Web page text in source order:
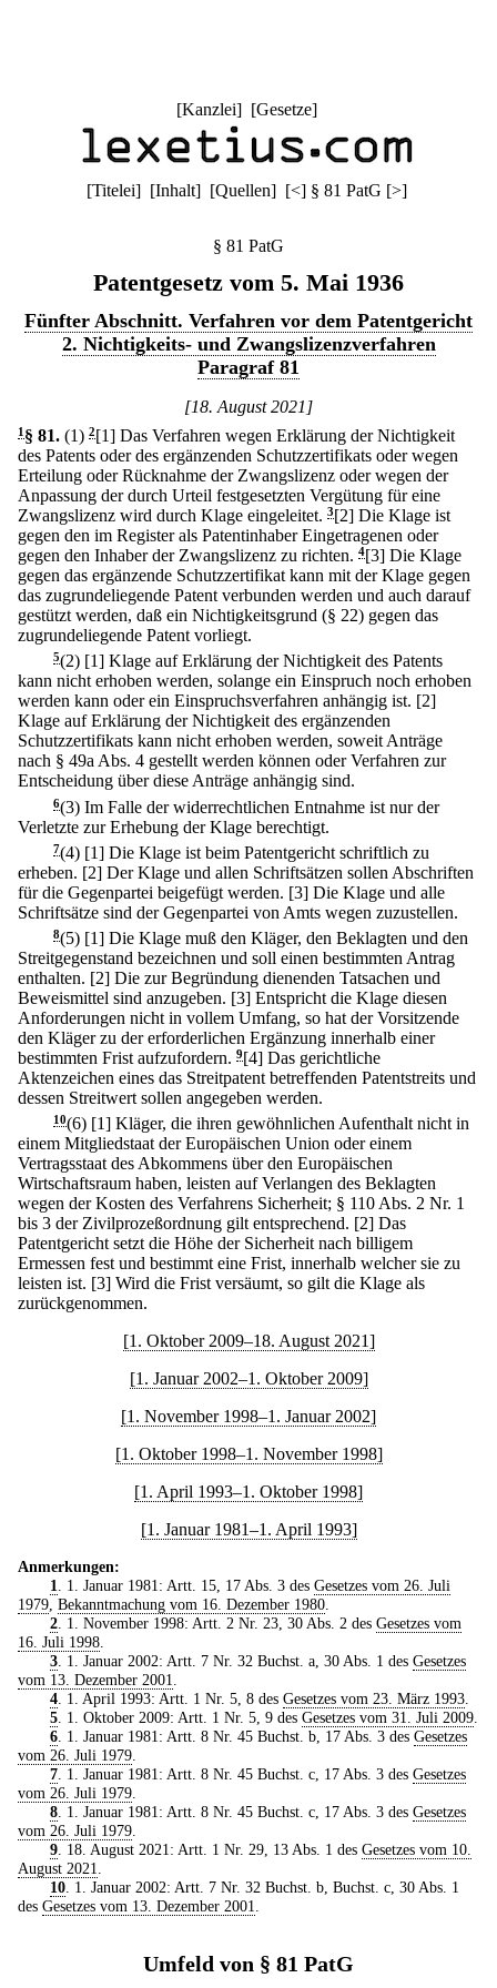
[Kanzlei] [Gesetze]
[Titelei] [Inhalt] [Quellen] [<] § 81 PatG [>]
§ 81 PatG
Patentgesetz vom 5. Mai 1936
Fünfter Abschnitt. Verfahren vor dem Patentgericht
2. Nichtigkeits- und Zwangslizenzverfahren
Paragraf 81
[18. August 2021]
1 § 81. (1) 2[1] Das Verfahren wegen Erklärung der Nichtigkeit
des Patents oder des ergänzenden Schutzzertifikats oder wegen
Erteilung oder Rücknahme der Zwangslizenz oder wegen der
Anpassung der durch Urteil festgesetzten Vergütung für eine
Zwangslizenz wird durch Klage eingeleitet. 3[2] Die Klage ist
gegen den im Register als Patentinhaber Eingetragenen oder
gegen den Inhaber der Zwangslizenz zu richten. 4[3] Die Klage
gegen das ergänzende Schutzzertifikat kann mit der Klage gegen
das zugrundeliegende Patent verbunden werden und auch darauf
gestützt werden, daß ein Nichtigkeitsgrund (§ 22) gegen das
zugrundeliegende Patent vorliegt.
5(2) [1] Klage auf Erklärung der Nichtigkeit des Patents
kann nicht erhoben werden, solange ein Einspruch noch erhoben
werden kann oder ein Einspruchsverfahren anhängig ist. [2]
Klage auf Erklärung der Nichtigkeit des ergänzenden
Schutzzertifikats kann nicht erhoben werden, soweit Anträge
nach § 49a Abs. 4 gestellt werden können oder Verfahren zur
Entscheidung über diese Anträge anhängig sind.
6(3) Im Falle der widerrechtlichen Entnahme ist nur der
Verletzte zur Erhebung der Klage berechtigt.
7(4) [1] Die Klage ist beim Patentgericht schriftlich zu
erheben. [2] Der Klage und allen Schriftsätzen sollen Abschriften
für die Gegenpartei beigefügt werden. [3] Die Klage und alle
Schriftsätze sind der Gegenpartei von Amts wegen zuzustellen.
8(5) [1] Die Klage muß den Kläger, den Beklagten und den
Streitgegenstand bezeichnen und soll einen bestimmten Antrag
enthalten. [2] Die zur Begründung dienenden Tatsachen und
Beweismittel sind anzugeben. [3] Entspricht die Klage diesen
Anforderungen nicht in vollem Umfang, so hat der Vorsitzende
den Kläger zu der erforderlichen Ergänzung innerhalb einer
bestimmten Frist aufzufordern. 9[4] Das gerichtliche
Aktenzeichen eines das Streitpatent betreffenden Patentstreits und
dessen Streitwert sollen angegeben werden.
10(6) [1] Kläger, die ihren gewöhnlichen Aufenthalt nicht in
einem Mitgliedstaat der Europäischen Union oder einem
Vertragsstaat des Abkommens über den Europäischen
Wirtschaftsraum haben, leisten auf Verlangen des Beklagten
wegen der Kosten des Verfahrens Sicherheit; § 110 Abs. 2 Nr. 1
bis 3 der Zivilprozeßordnung gilt entsprechend. [2] Das
Patentgericht setzt die Höhe der Sicherheit nach billigem
Ermessen fest und bestimmt eine Frist, innerhalb welcher sie zu
leisten ist. [3] Wird die Frist versäumt, so gilt die Klage als
zurückgenommen.
[1. Oktober 2009–18. August 2021]
[1. Januar 2002–1. Oktober 2009]
[1. November 1998–1. Januar 2002]
[1. Oktober 1998–1. November 1998]
[1. April 1993–1. Oktober 1998]
[1. Januar 1981–1. April 1993]
Anmerkungen:
1. 1. Januar 1981: Artt. 15, 17 Abs. 3 des Gesetzes vom 26. Juli
1979, Bekanntmachung vom 16. Dezember 1980.
2. 1. November 1998: Artt. 2 Nr. 23, 30 Abs. 2 des Gesetzes vom
16. Juli 1998.
3. 1. Januar 2002: Artt. 7 Nr. 32 Buchst. a, 30 Abs. 1 des Gesetzes
vom 13. Dezember 2001.
4. 1. April 1993: Artt. 1 Nr. 5, 8 des Gesetzes vom 23. März 1993.
5. 1. Oktober 2009: Artt. 1 Nr. 5, 9 des Gesetzes vom 31. Juli 2009.
6. 1. Januar 1981: Artt. 8 Nr. 45 Buchst. b, 17 Abs. 3 des Gesetzes
vom 26. Juli 1979.
7. 1. Januar 1981: Artt. 8 Nr. 45 Buchst. c, 17 Abs. 3 des Gesetzes
vom 26. Juli 1979.
8. 1. Januar 1981: Artt. 8 Nr. 45 Buchst. c, 17 Abs. 3 des Gesetzes
vom 26. Juli 1979.
9. 18. August 2021: Artt. 1 Nr. 29, 13 Abs. 1 des Gesetzes vom 10.
August 2021.
10. 1. Januar 2002: Artt. 7 Nr. 32 Buchst. b, Buchst. c, 30 Abs. 1
des Gesetzes vom 13. Dezember 2001.
Umfeld von § 81 PatG